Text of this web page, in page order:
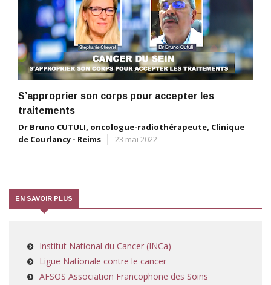
S’approprier son corps pour accepter les
traitements
Dr Bruno CUTULI, oncologue-radiothérapeute, Clinique
de Courlancy - Reims
23 mai 2022
EN SAVOIR PLUS
Institut National du Cancer (INCa)
Ligue Nationale contre le cancer
AFSOS Association Francophone des Soins